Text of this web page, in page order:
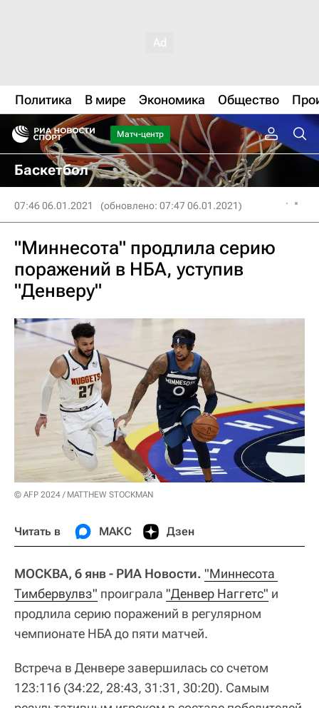
Политика В мире Экономика Общество
Матч-центр
Баскетбол
07:46 06.01.2021 (обновлено: 07:47 06.01.2021)
"Миннесота" продлила серию
поражений в НБА, уступив
"Денверу"
© AFP 2024 / MATTHEW STOCKMAN
Читать в МАКС Дзен
МОСКВА, 6 янв - РИА Новости. "Миннесота
Тимбервулвз" проиграла "Денвер Наггетс" и
продлила серию поражений в регулярном
чемпионате НБА до пяти матчей.
Встреча в Денвере завершилась со счетом
123:116 (34:22, 28:43, 31:31, 30:20). Самым